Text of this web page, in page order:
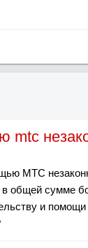
MTC
общей сумме
и